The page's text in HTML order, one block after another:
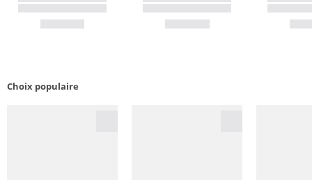
Choix populaire